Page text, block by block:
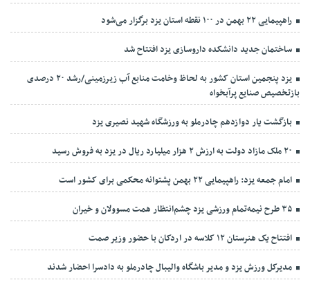
راهپیمایی ۲۲ بهمن در ۱۰۰ نقطه استان یزد برگزار می‌شود
ساختمان جدید دانشکده داروسازی یزد افتتاح شد
یزد پنجمین استان کشور به لحاظ وخامت منابع آب زیرزمینی/رشد ۲۰ درصدی
بازتخصیص صنایع پرآبخواه
بازگشت یار دوازدهم چادرملو به ورزشگاه شهید نصیری یزد
امام جمعه یزد: راهپیمایی ۲۲ بهمن پشتوانه محکمی برای کشور است
افتتاح یک هنرستان ۱۲ کلاسه در اردکان با حضور وزیر صمت
مدیرکل ورزش یزد و مدیر باشگاه والیبال چادرملو به دادسرا احضار شدند